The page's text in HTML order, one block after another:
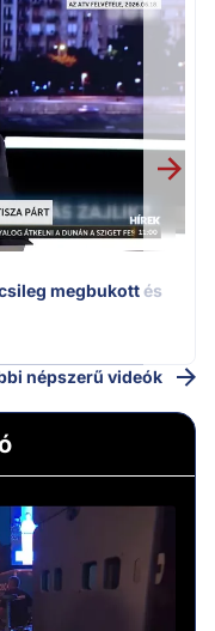
megbukott és
népszerű videók